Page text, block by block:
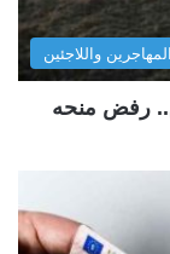
واللاجئين
ويدرس.. رفض منحه